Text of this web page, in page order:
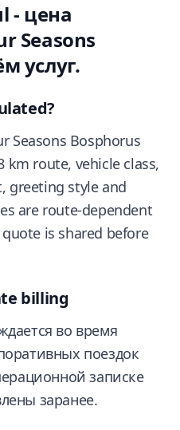
- цена
Seasons
услуг.
Seasons Bosphorus
km route, vehicle class,
greeting style and
are route-dependent
is shared before
billing
во время
поездок
записке
заранее.